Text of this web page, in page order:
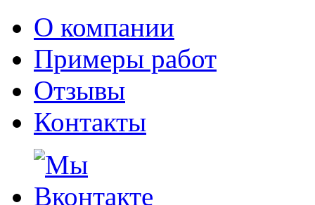
О компании
Примеры работ
Отзывы
Контакты